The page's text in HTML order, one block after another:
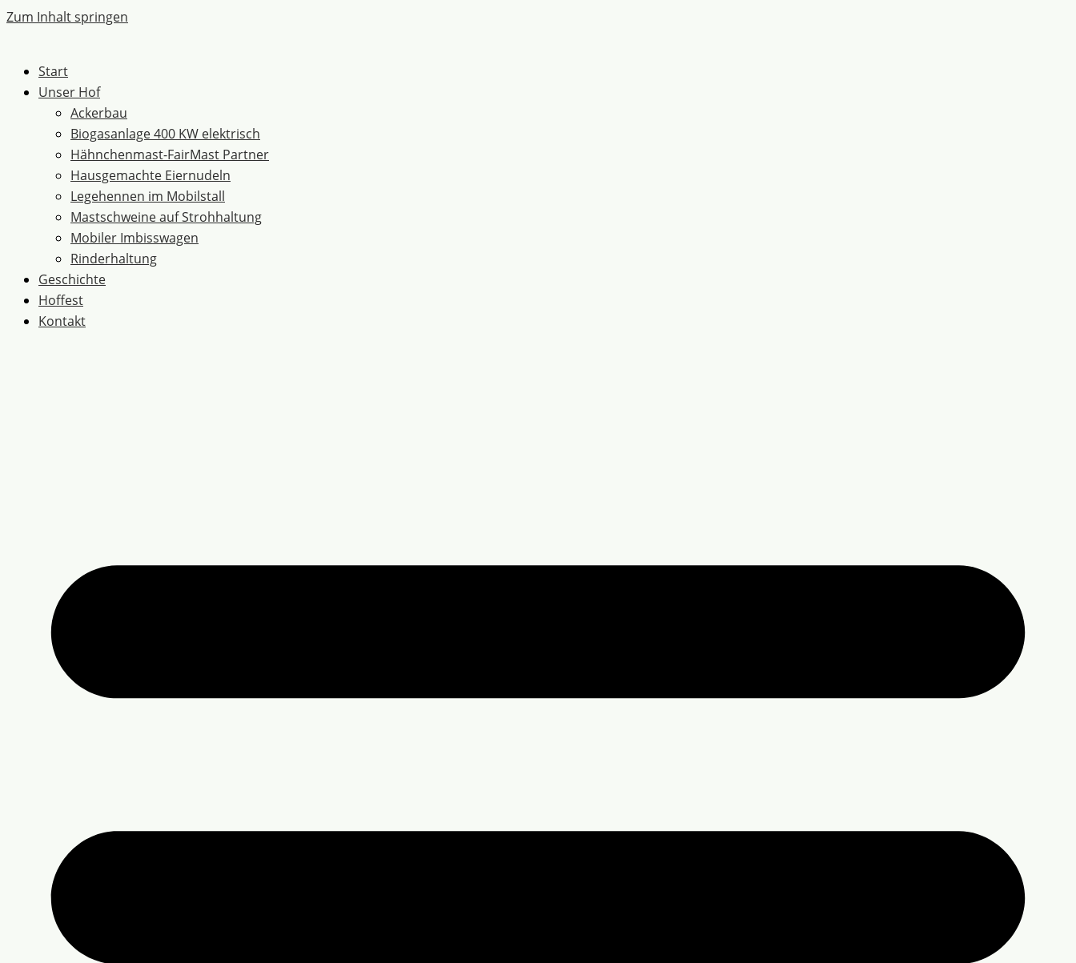
Zum Inhalt springen
Start
Unser Hof
Ackerbau
Biogasanlage 400 KW elektrisch
Hähnchenmast-FairMast Partner
Hausgemachte Eiernudeln
Legehennen im Mobilstall
Mastschweine auf Strohhaltung
Mobiler Imbisswagen
Rinderhaltung
Geschichte
Hoffest
Kontakt